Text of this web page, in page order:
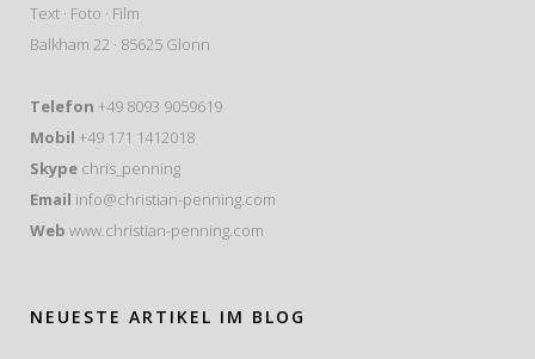
Text · Foto · Film
Balkham 22 · 85625 Glonn
Telefon +49 8093 9059619
Mobil +49 171 1412018
Skype chris_penning
Email info@christian-penning.com
Web www.christian-penning.com
NEUESTE ARTIKEL IM BLOG